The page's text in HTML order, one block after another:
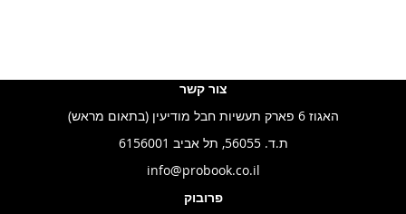
צור קשר
האגוז 6 פארק תעשיות חבל מודיעין (בתאום מראש)
ת.ד. 56055, תל אביב 6156001
info@probook.co.il
פרובוק